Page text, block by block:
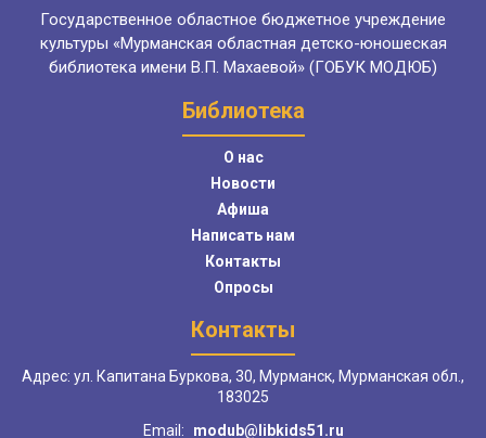
Государственное областное бюджетное учреждение
культуры «Мурманская областная детско-юношеская
библиотека имени В.П. Махаевой» (ГОБУК МОДЮБ)
Библиотека
О нас
Новости
Афиша
Написать нам
Контакты
Опросы
Контакты
Адрес: ул. Капитана Буркова, 30, Мурманск, Мурманская обл.,
183025
Email:
modub@libkids51.ru